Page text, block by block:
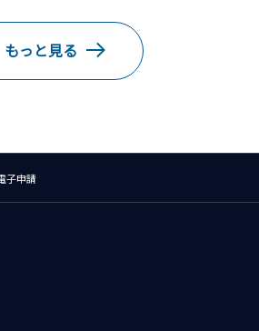
もっと見る
子申請